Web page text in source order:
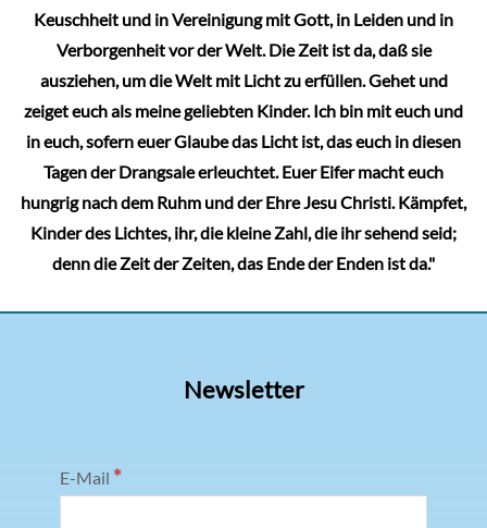
Keuschheit und in Vereinigung mit Gott, in Leiden und in
Verborgenheit vor der Welt. Die Zeit ist da, daß sie
ausziehen, um die Welt mit Licht zu erfüllen. Gehet und
zeiget euch als meine geliebten Kinder. Ich bin mit euch und
in euch, sofern euer Glaube das Licht ist, das euch in diesen
Tagen der Drangsale erleuchtet. Euer Eifer macht euch
hungrig nach dem Ruhm und der Ehre Jesu Christi. Kämpfet,
Kinder des Lichtes, ihr, die kleine Zahl, die ihr sehend seid;
denn die Zeit der Zeiten, das Ende der Enden ist da."
Newsletter
E-Mail *